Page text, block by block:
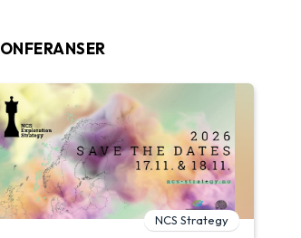
NCS Strategy